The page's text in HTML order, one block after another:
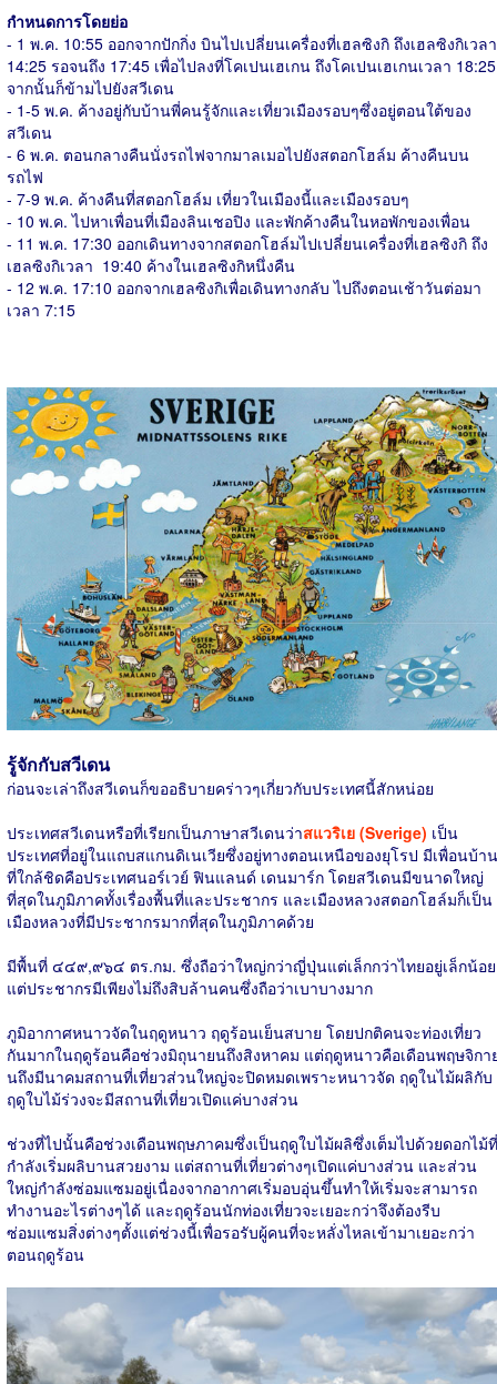
กำหนดการโดยย่อ
- 1 พ.ค. 10:55 ออกจากปักกิ่ง บินไปเปลี่ยนเครื่องที่เฮลซิงกิ ถึงเฮลซิงกิเวลา
14:25 รอจนถึง 17:45 เพื่อไปลงที่โคเปนเฮเกน ถึงโคเปนเฮเกนเวลา 18:25
จากนั้นก็ข้ามไปยังสวีเดน
- 1-5 พ.ค. ค้างอยู่กับบ้านพี่คนรู้จักและเที่ยวเมืองรอบๆซึ่งอยู่ตอนใต้ของ
สวีเดน
- 6 พ.ค. ตอนกลางคืนนั่งรถไฟจากมาลเมอไปยังสตอกโฮล์ม ค้างคืนบน
รถไฟ
- 7-9 พ.ค. ค้างคืนที่สตอกโฮล์ม เที่ยวในเมืองนี้และเมืองรอบๆ
- 10 พ.ค. ไปหาเพื่อนที่เมืองลินเชอปิง และพักค้างคืนในหอพักของเพื่อน
- 11 พ.ค. 17:30 ออกเดินทางจากสตอกโฮล์มไปเปลี่ยนเครื่องที่เฮลซิงกิ ถึง
เฮลซิงกิเวลา 19:40 ค้างในเฮลซิงกิหนึ่งคืน
- 12 พ.ค. 17:10 ออกจากเฮลซิงกิเพื่อเดินทางกลับ ไปถึงตอนเช้าวันต่อมา
เวลา 7:15
รู้จักกับสวีเดน
ก่อนจะเล่าถึงสวีเดนก็ขออธิบายคร่าวๆเกี่ยวกับประเทศนี้สักหน่อย
ประเทศสวีเดนหรือที่เรียกเป็นภาษาสวีเดนว่าสแวริเย (Sverige) เป็น
ประเทศที่อยู่ในแถบสแกนดิเนเวียซึ่งอยู่ทางตอนเหนือของยุโรป มีเพื่อนบ้าน
ที่ใกล้ชิดคือประเทศนอร์เวย์ ฟินแลนด์ เดนมาร์ก โดยสวีเดนมีขนาดใหญ่
ที่สุดในภูมิภาคทั้งเรื่องพื้นที่และประชากร และเมืองหลวงสตอกโฮล์มก็เป็น
เมืองหลวงที่มีประชากรมากที่สุดในภูมิภาคด้วย
มีพื้นที่ ๔๔๙,๙๖๔ ตร.กม. ซึ่งถือว่าใหญ่กว่าญี่ปุ่นแต่เล็กกว่าไทยอยู่เล็กน้อย
แต่ประชากรมีเพียงไม่ถึงสิบล้านคนซึ่งถือว่าเบาบางมาก
ภูมิอากาศหนาวจัดในฤดูหนาว ฤดูร้อนเย็นสบาย โดยปกติคนจะท่องเที่ยว
กันมากในฤดูร้อนคือช่วงมิถุนายนถึงสิงหาคม แต่ฤดูหนาวคือเดือนพฤษจิกา
นถึงมีนาคมสถานที่เที่ยวส่วนใหญ่จะปิดหมดเพราะหนาวจัด ฤดูในไม้ผลิกับ
ฤดูใบไม้ร่วงจะมีสถานที่เที่ยวเปิดแค่บางส่วน
ช่วงที่ไปนั้นคือช่วงเดือนพฤษภาคมซึ่งเป็นฤดูใบไม้ผลิซึ่งเต็มไปด้วยดอกไม้ที่
กำลังเริ่มผลิบานสวยงาม แต่สถานที่เที่ยวต่างๆเปิดแค่บางส่วน และส่วน
ใหญ่กำลังซ่อมแซมอยู่เนื่องจากอากาศเริ่มอบอุ่นขึ้นทำให้เริ่มจะสามารถ
ทำงานอะไรต่างๆได้ และฤดูร้อนนักท่องเที่ยวจะเยอะกว่าจึงต้องรีบ
ซ่อมแซมสิ่งต่างๆตั้งแต่ช่วงนี้เพื่อรอรับผู้คนที่จะหลั่งไหลเข้ามาเยอะกว่า
ตอนฤดูร้อน